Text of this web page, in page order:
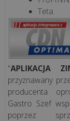
Teta.
"APLIKACJA
przyznawany
producenta
Gastro Szef
poprzez